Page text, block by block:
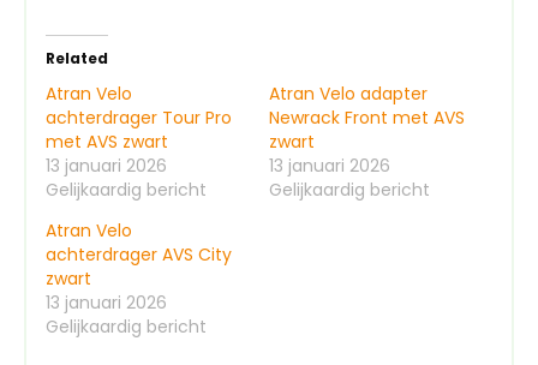
Related
Atran Velo
achterdrager Tour Pro
met AVS zwart
13 januari 2026
Gelijkaardig bericht
Atran Velo adapter
Newrack Front met AVS
zwart
13 januari 2026
Gelijkaardig bericht
Atran Velo
achterdrager AVS City
zwart
13 januari 2026
Gelijkaardig bericht